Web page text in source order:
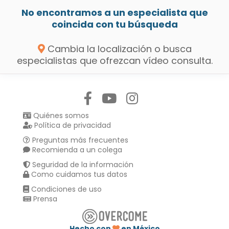
No encontramos a un especialista que
coincida con tu búsqueda
Cambia la localización o busca
especialistas que ofrezcan vídeo consulta.
Quiénes somos
Política de privacidad
Preguntas más frecuentes
Recomienda a un colega
Seguridad de la información
Como cuidamos tus datos
Condiciones de uso
Prensa